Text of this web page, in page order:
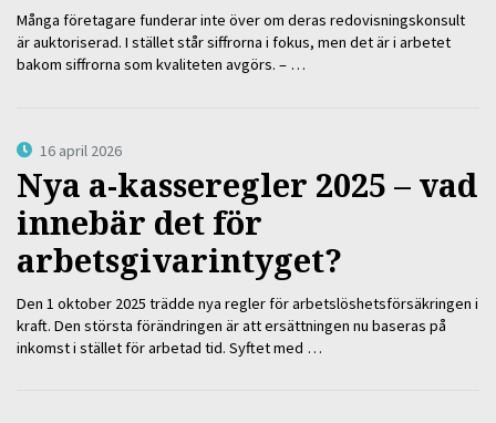
Många företagare funderar inte över om deras redovisningskonsult
är auktoriserad. I stället står siffrorna i fokus, men det är i arbetet
bakom siffrorna som kvaliteten avgörs. – …
16 april 2026
Nya a-kasseregler 2025 – vad
innebär det för
arbetsgivarintyget?
Den 1 oktober 2025 trädde nya regler för arbetslöshetsförsäkringen i
kraft. Den största förändringen är att ersättningen nu baseras på
inkomst i stället för arbetad tid. Syftet med …